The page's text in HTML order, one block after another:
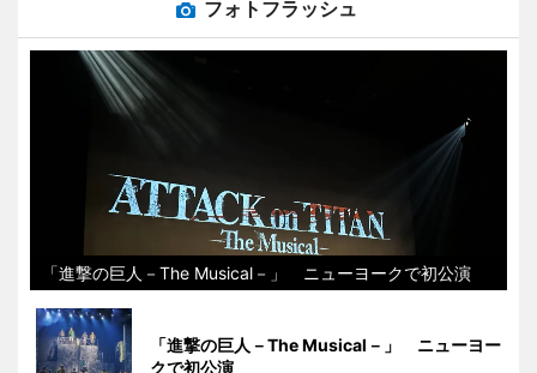
フォトフラッシュ
「進撃の巨人－The Musical－」 ニューヨークで初公演
「進撃の巨人－The Musical－」 ニューヨー
クで初公演